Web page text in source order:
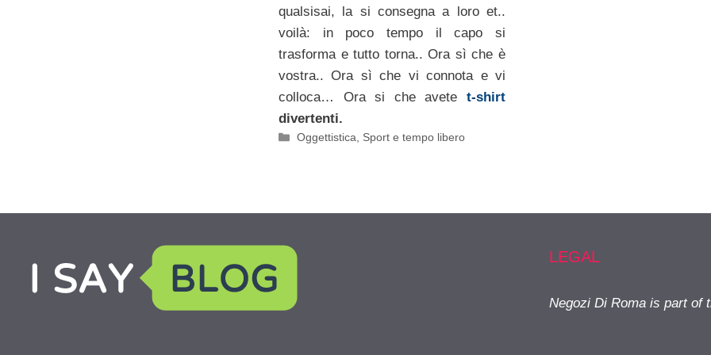
qualsisai, la si consegna a loro et..
voilà: in poco tempo il capo si
trasforma e tutto torna.. Ora sì che è
vostra.. Ora sì che vi connota e vi
colloca… Ora si che avete t-shirt
divertenti.
Categorie
Oggettistica, Sport e tempo libero
LEGAL
Negozi Di Roma is part of